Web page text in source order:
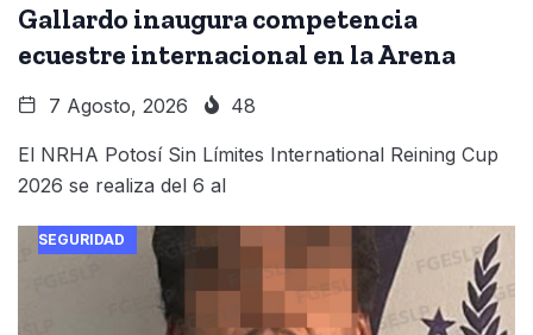
Gallardo inaugura competencia
ecuestre internacional en la Arena
7 Agosto, 2026 48
El NRHA Potosí Sin Límites International Reining Cup
2026 se realiza del 6 al
SEGURIDAD